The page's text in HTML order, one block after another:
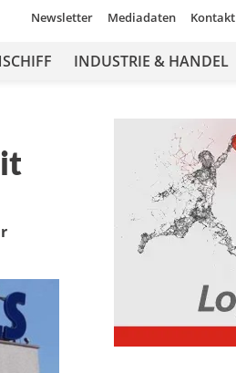
Newsletter Mediadaten Kontakt
INDUSTRIE & HANDEL